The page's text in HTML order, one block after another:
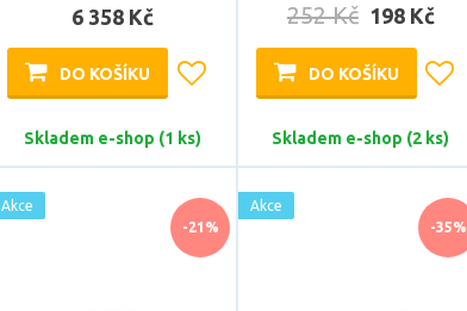
6 358 Kč
DO KOŠÍKU
Skladem e-shop (1 ks)
252 Kč 198 Kč
DO KOŠÍKU
Skladem e-shop (2 ks)
-21%
Akce
-35%
Akce